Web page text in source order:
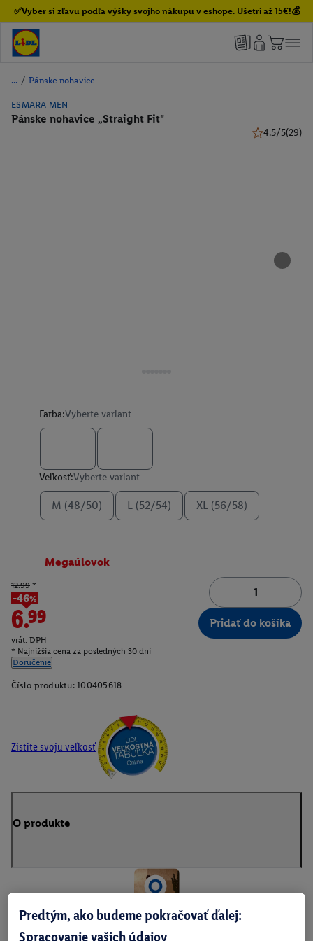
✅Vyber si zľavu podľa výšky svojho nákupu v eshope. Ušetri až 15€!💰
/ Pánske nohavice
ESMARA MEN
Pánske nohavice „Straight Fit"
4.5/5(29)
Farba:Vyberte variant
Veľkosť:Vyberte variant
M (48/50) L (52/54) XL (56/58)
Megaúlovok
12.99 *
-46%
6.99
vrát. DPH
* Najnižšia cena za posledných 30 dní
Doručenie
Pridať do košíka
Číslo produktu: 100405618
Zistite svoju veľkosť
O produkte
Predtým, ako budeme pokračovať ďalej:
Spracovanie vašich údajov